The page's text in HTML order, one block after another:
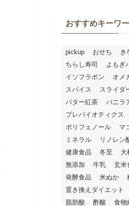
おすすめキーワ
pickup おせち き
ちらし寿司
よもぎ
イソフラボン
オメ
スパイス
スライダ
バター紅茶
バニラ
プレバイオティクス
ポリフェノール
マ
ミネラル
リノレン
健康食品
冬至 大
無添加
牛乳 玄米
発酵食品
米ぬか
置き換えダイエット
脂肪酸
酢酸 食物